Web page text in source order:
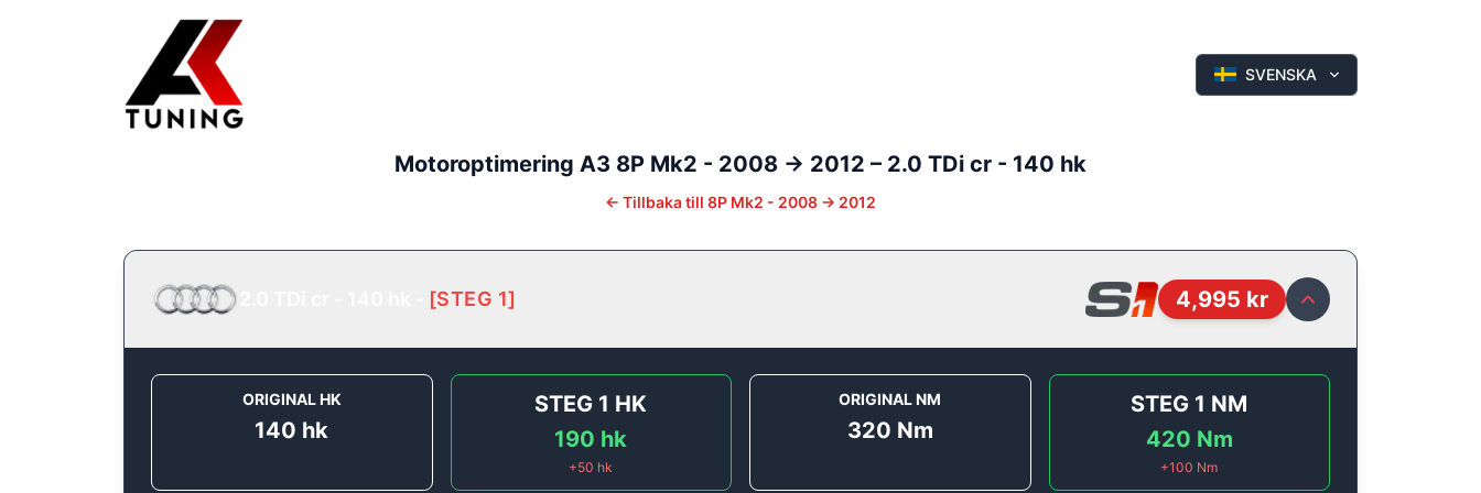
SVENSKA
Motoroptimering A3 8P Mk2 - 2008 -> 2012 – 2.0 TDi cr - 140 hk
← Tillbaka till 8P Mk2 - 2008 -> 2012
[STEG 1] 4,995 kr
ORIGINAL HK
140 hk
STEG 1 HK
190 hk
+50 hk
ORIGINAL NM
320 Nm
STEG 1 NM
420 Nm
+100 Nm